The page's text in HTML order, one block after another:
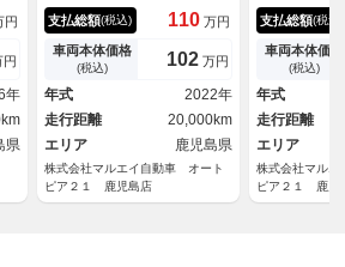
円
円
年
県
ド／純正ラジオ／キーレス／横
滑り防止／前席ＰＷ／オーバー
ヘッドコンソール／プライバシ
ーガラス
支払総額(税込) 110 万円
車両本体価格
(税込) 102 万円
年式
2022年
走行距離
20,000km
エリア
鹿児島県
株式会社マルエイ自動車 オート
ピア２１ 鹿児島店
Ｔ・両側スラ
ＦＭラジオ・
Ｗ・オーバー
ル・ライトレ
イバシーガラ
グ・ＡＢＳ
支払総額(税込)
車両本体価格
(税込)
年式
走行距離
エリア
株式会社マル
ピア２１ 鹿児